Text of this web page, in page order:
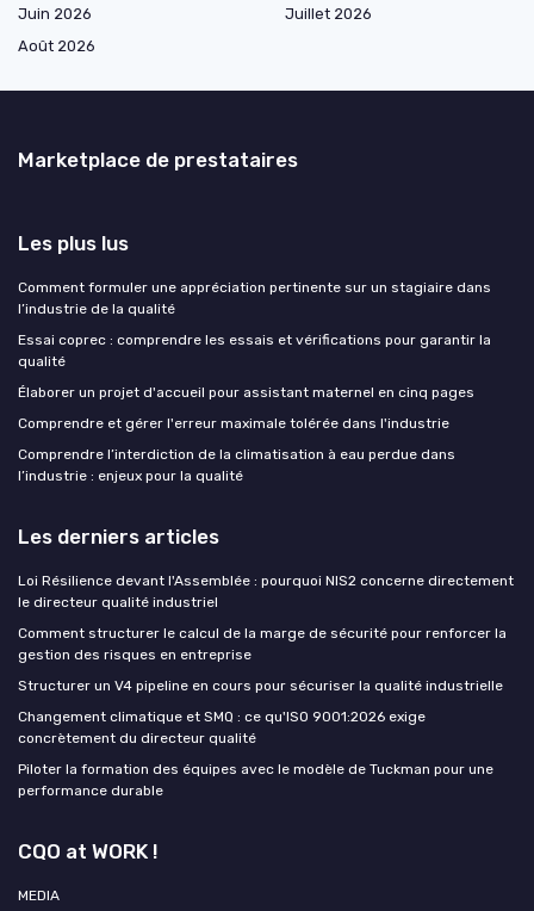
Juin 2026
Juillet 2026
Août 2026
Marketplace de prestataires
Les plus lus
Comment formuler une appréciation pertinente sur un stagiaire dans
l’industrie de la qualité
Essai coprec : comprendre les essais et vérifications pour garantir la
qualité
Élaborer un projet d'accueil pour assistant maternel en cinq pages
Comprendre et gérer l'erreur maximale tolérée dans l'industrie
Comprendre l’interdiction de la climatisation à eau perdue dans
l’industrie : enjeux pour la qualité
Les derniers articles
Loi Résilience devant l'Assemblée : pourquoi NIS2 concerne directement
le directeur qualité industriel
Comment structurer le calcul de la marge de sécurité pour renforcer la
gestion des risques en entreprise
Structurer un V4 pipeline en cours pour sécuriser la qualité industrielle
Changement climatique et SMQ : ce qu'ISO 9001:2026 exige
concrètement du directeur qualité
Piloter la formation des équipes avec le modèle de Tuckman pour une
performance durable
CQO at WORK !
MEDIA